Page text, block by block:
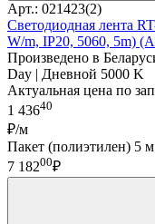
Арт.: 021423(2)
Светодиодная лента
W/m, IP20, 5060, 5m)
Произведено в
Day | Дневной 5000 K
Актуальная цена по
1 43640
₽/м
Пакет (полиэтилен) 5 м
7 18200₽